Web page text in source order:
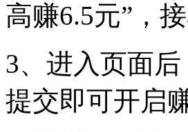
高赚6.5元”，
3、进入页面
提交即可开启